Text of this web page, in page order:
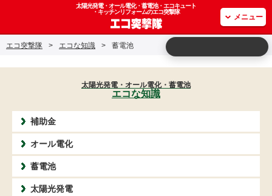
太陽光発電・オール電化・蓄電池・エコキュート
・キッチンリフォームのエコ突撃隊
メニュー
エコ突撃隊 > エコな知識 > 蓄電池
太陽光発電・オール電化・蓄電池
エコな知識
補助金
オール電化
蓄電池
太陽光発電